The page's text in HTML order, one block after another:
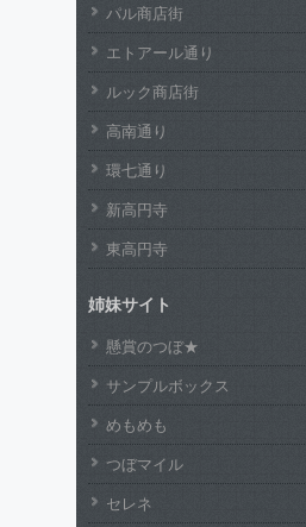
パル商店街
エトアール通り
ルック商店街
高南通り
環七通り
新高円寺
東高円寺
姉妹サイト
懸賞のつぼ★
サンプルボックス
めもめも
つぼマイル
セレネ